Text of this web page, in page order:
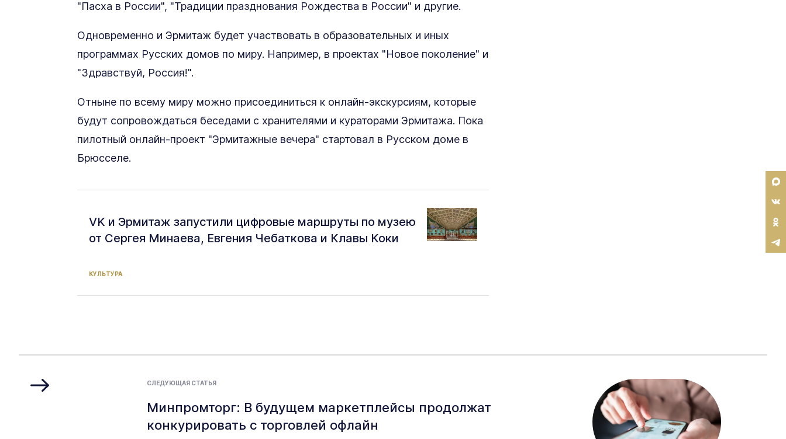
"Пасха в России", "Традиции празднования Рождества в России" и другие.
Одновременно и Эрмитаж будет участвовать в образовательных и иных
программах Русских домов по миру. Например, в проектах "Новое поколение" и
"Здравствуй, Россия!".
Отныне по всему миру можно присоединиться к онлайн-экскурсиям, которые
будут сопровождаться беседами с хранителями и кураторами Эрмитажа. Пока
пилотный онлайн-проект "Эрмитажные вечера" стартовал в Русском доме в
Брюсселе.
КУЛЬТУРА
VK и Эрмитаж запустили цифровые маршруты по музею
от Сергея Минаева, Евгения Чебаткова и Клавы Коки
СЛЕДУЮЩАЯ СТАТЬЯ
Минпромторг: В будущем маркетплейсы продолжат
конкурировать с торговлей офлайн